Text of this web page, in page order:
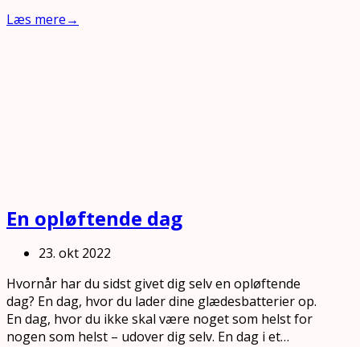
Læs mere→
En opløftende dag
23. okt 2022
Hvornår har du sidst givet dig selv en opløftende
dag? En dag, hvor du lader dine glædesbatterier op.
En dag, hvor du ikke skal være noget som helst for
nogen som helst – udover dig selv. En dag i et…